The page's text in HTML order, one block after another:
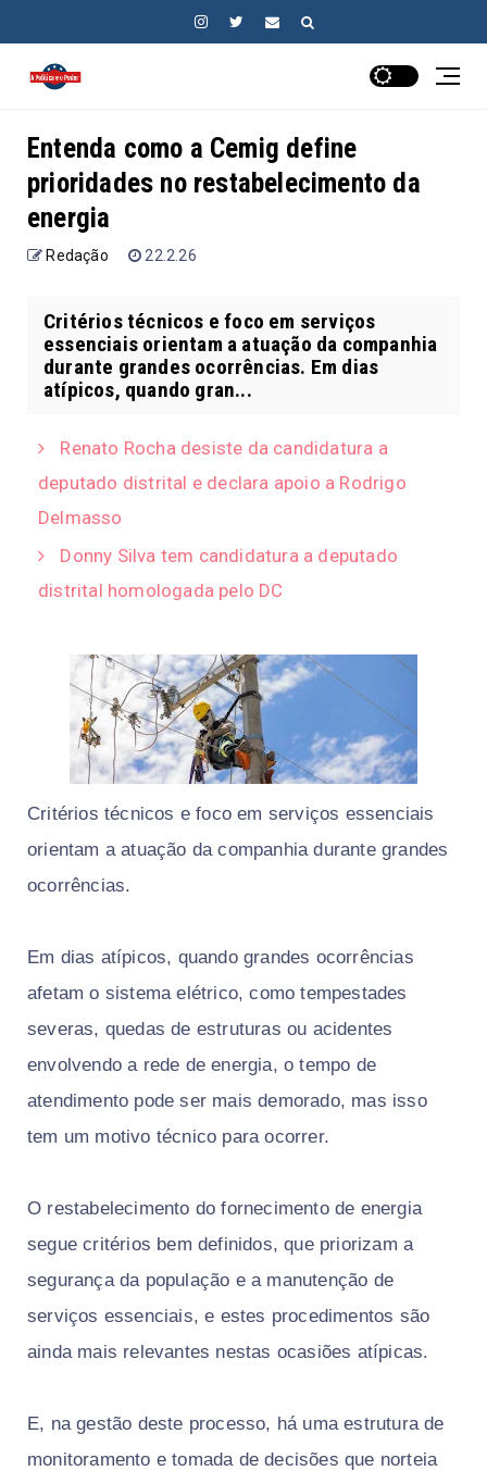
Entenda como a Cemig define
prioridades no restabelecimento da
energia
Redação 22.2.26
Critérios técnicos e foco em serviços
essenciais orientam a atuação da companhia
durante grandes ocorrências. Em dias
atípicos, quando gran...
Renato Rocha desiste da candidatura a
deputado distrital e declara apoio a Rodrigo
Delmasso
Donny Silva tem candidatura a deputado
distrital homologada pelo DC
Critérios técnicos e foco em serviços essenciais
orientam a atuação da companhia durante grandes
ocorrências.
Em dias atípicos, quando grandes ocorrências
afetam o sistema elétrico, como tempestades
severas, quedas de estruturas ou acidentes
envolvendo a rede de energia, o tempo de
atendimento pode ser mais demorado, mas isso
tem um motivo técnico para ocorrer.
O restabelecimento do fornecimento de energia
segue critérios bem definidos, que priorizam a
segurança da população e a manutenção de
serviços essenciais, e estes procedimentos são
ainda mais relevantes nestas ocasiões atípicas.
E, na gestão deste processo, há uma estrutura de
monitoramento e tomada de decisões que norteia